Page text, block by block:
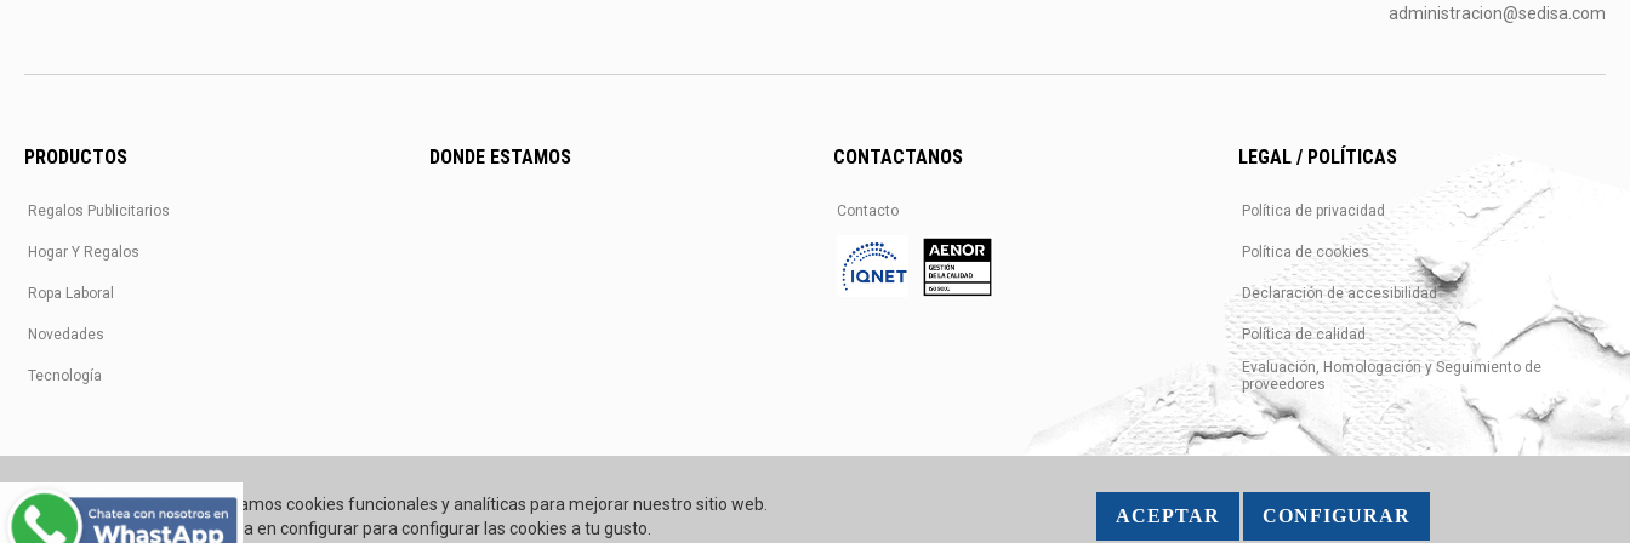
administracion@sedisa.com
PRODUCTOS
Regalos Publicitarios
Hogar Y Regalos
Ropa Laboral
Novedades
Tecnología
DONDE ESTAMOS CONTACTANOS
Contacto
LEGAL / POLÍTICAS
Política de privacidad
Política de cookies
Declaración de accesibilidad
Política de calidad
Evaluación, Homologación y Seguimiento de
proveedores
Utilizamos cookies funcionales y analíticas para mejorar nuestro sitio web.
Pincha en configurar para configurar las cookies a tu gusto.
ACEPTAR CONFIGURAR